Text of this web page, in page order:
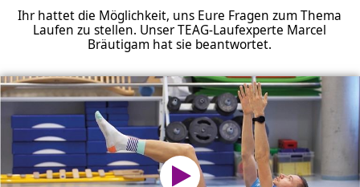
Ihr hattet die Möglichkeit, uns Eure Fragen zum Thema
Laufen zu stellen. Unser TEAG-Laufexperte Marcel
Bräutigam hat sie beantwortet.